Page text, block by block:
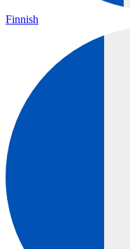
Finnish